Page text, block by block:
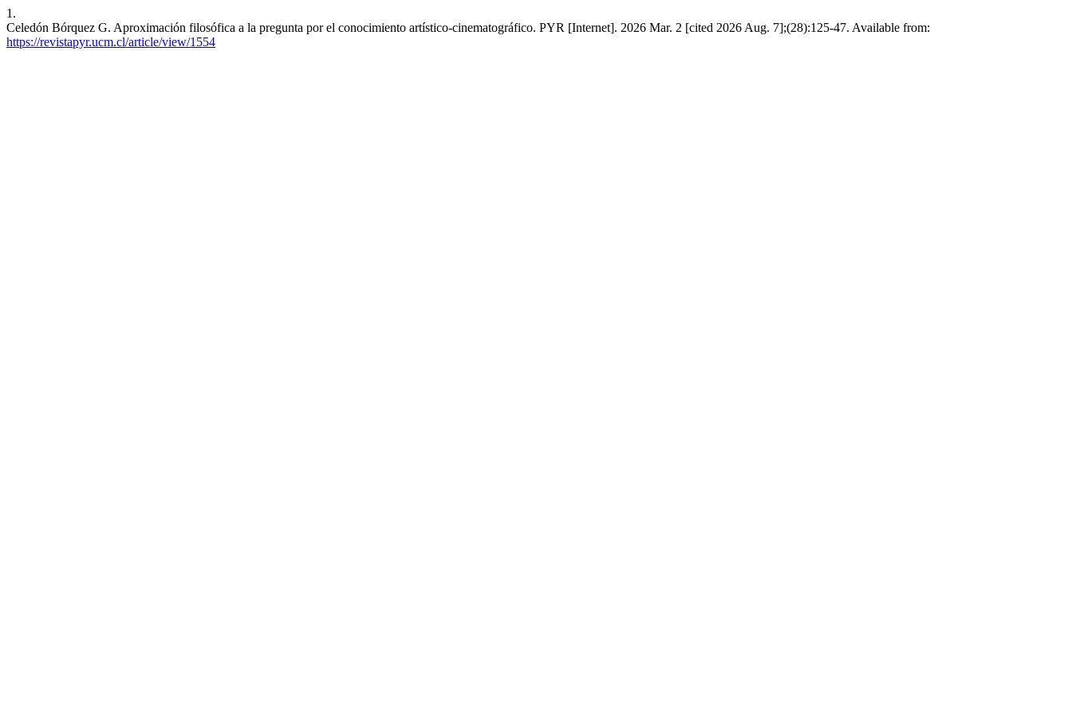
1.
Celedón Bórquez G. Aproximación filosófica a la pregunta por el conocimiento artístico-cinematográfico. PYR [Internet]. 2026 Mar. 2 [cited 2026 Aug. 7];(28):125-47. Available from:
https://revistapyr.ucm.cl/article/view/1554